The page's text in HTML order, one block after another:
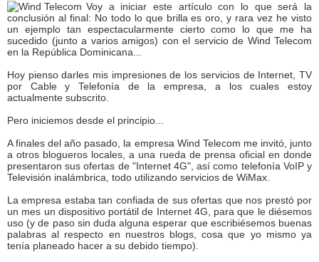
Voy a iniciar este artículo con lo que será la
conclusión al final: No todo lo que brilla es oro, y rara vez he visto
un ejemplo tan espectacularmente cierto como lo que me ha
sucedido (junto a varios amigos) con el servicio de Wind Telecom
en la República Dominicana...
Hoy pienso darles mis impresiones de los servicios de Internet, TV
por Cable y Telefonía de la empresa, a los cuales estoy
actualmente subscrito.
Pero iniciemos desde el principio...
A finales del año pasado, la empresa Wind Telecom me invitó, junto
a otros blogueros locales, a una rueda de prensa oficial en donde
presentaron sus ofertas de "Internet 4G", así como telefonía VoIP y
Televisión inalámbrica, todo utilizando servicios de WiMax.
La empresa estaba tan confiada de sus ofertas que nos prestó por
un mes un dispositivo portátil de Internet 4G, para que le diésemos
uso (y de paso sin duda alguna esperar que escribiésemos buenas
palabras al respecto en nuestros blogs, cosa que yo mismo ya
tenía planeado hacer a su debido tiempo).